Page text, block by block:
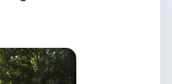
Vie pratique